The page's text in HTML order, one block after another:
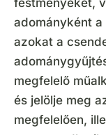
festményeket,
adományként
azokat a
megfelelő
és jelölje meg
megfelelően,